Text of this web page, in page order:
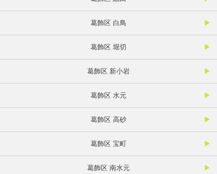
葛飾区 白鳥
葛飾区 堀切
葛飾区 新小岩
葛飾区 水元
葛飾区 高砂
葛飾区 宝町
葛飾区 南水元